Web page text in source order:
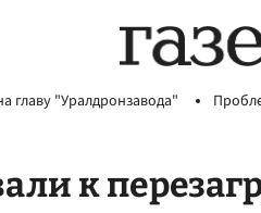
главу "Уралдронзавода"
к